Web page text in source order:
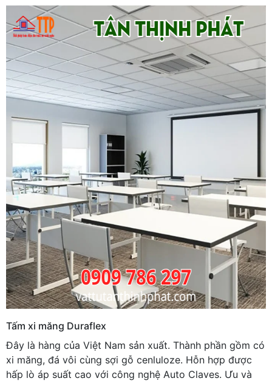
Tấm xi măng Duraflex
Đây là hàng của Việt Nam sản xuất. Thành phần gồm có
xi măng, đá vôi cùng sợi gỗ cenluloze. Hỗn hợp được
hấp lò áp suất cao với công nghệ Auto Claves. Ưu và